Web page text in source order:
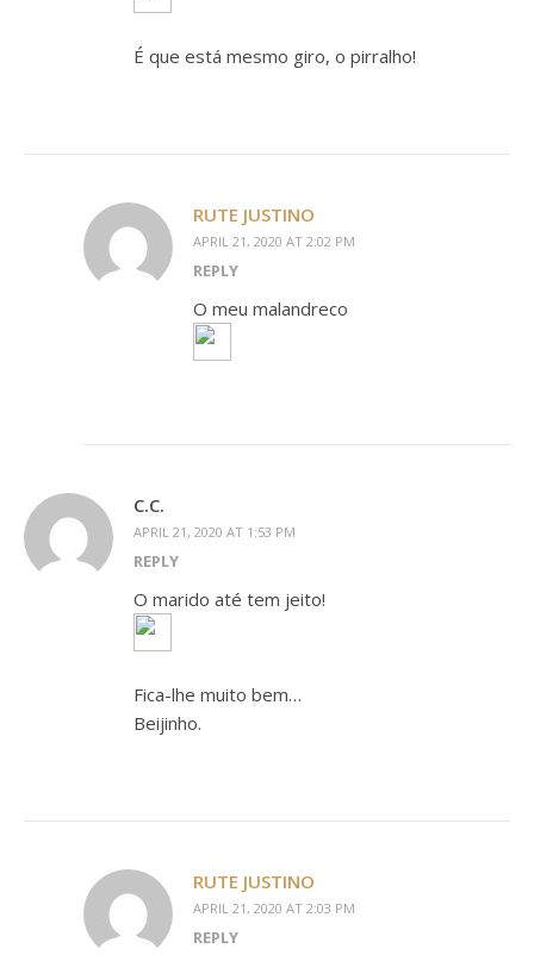
É que está mesmo giro, o pirralho!
RUTE JUSTINO
APRIL 21, 2020 AT 2:02 PM
REPLY
O meu malandreco
C.C.
APRIL 21, 2020 AT 1:53 PM
REPLY
O marido até tem jeito!
Fica-lhe muito bem…
Beijinho.
RUTE JUSTINO
APRIL 21, 2020 AT 2:03 PM
REPLY